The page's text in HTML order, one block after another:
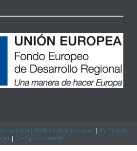
Aviso Legal | Política de privacidad | Política de
| Configurar cookies